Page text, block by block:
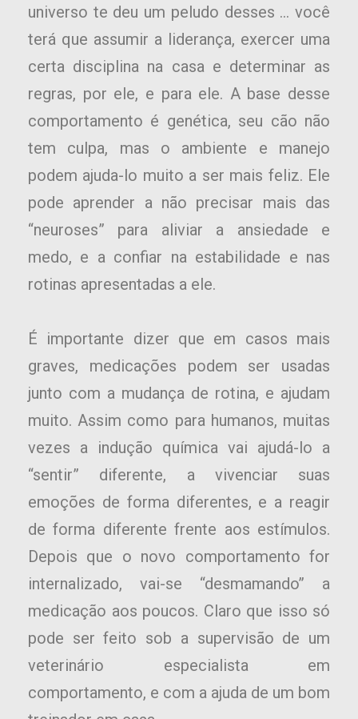
universo te deu um peludo desses … você
terá que assumir a liderança, exercer uma
certa disciplina na casa e determinar as
regras, por ele, e para ele. A base desse
comportamento é genética, seu cão não
tem culpa, mas o ambiente e manejo
podem ajuda-lo muito a ser mais feliz. Ele
pode aprender a não precisar mais das
“neuroses” para aliviar a ansiedade e
medo, e a confiar na estabilidade e nas
rotinas apresentadas a ele.
É importante dizer que em casos mais
graves, medicações podem ser usadas
junto com a mudança de rotina, e ajudam
muito. Assim como para humanos, muitas
vezes a indução química vai ajudá-lo a
“sentir” diferente, a vivenciar suas
emoções de forma diferentes, e a reagir
de forma diferente frente aos estímulos.
Depois que o novo comportamento for
internalizado, vai-se “desmamando’’ a
medicação aos poucos. Claro que isso só
pode ser feito sob a supervisão de um
veterinário especialista em
comportamento, e com a ajuda de um bom